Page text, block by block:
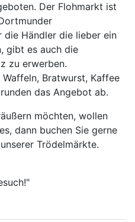
Der Flohmarkt ist
die Händler die lieber ein
gibt es auch die
zu erwerben.
Bratwurst, Kaffee
das Angebot ab.
möchten, wollen
dann buchen Sie gerne
Trödelmärkte.